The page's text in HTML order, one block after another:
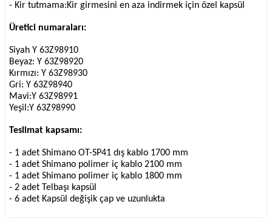
- Kir tutmama:Kir girmesini en aza indirmek için özel kapsül
Üretici numaraları:
Siyah Y 63Z98910
Beyaz: Y 63Z98920
Kırmızı: Y 63Z98930
Gri: Y 63Z98940
Mavi:Y 63Z98991
Yeşil:Y 63Z98990
Teslimat kapsamı:
- 1 adet Shimano OT-SP41 dış kablo 1700 mm
- 1 adet Shimano polimer iç kablo 2100 mm
- 1 adet Shimano polimer iç kablo 1800 mm
- 2 adet Telbaşı kapsül
- 6 adet Kapsül değişik çap ve uzunlukta